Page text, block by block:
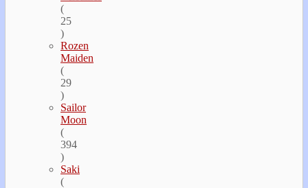
(
25
)
Rozen
Maiden
(
29
)
Sailor
Moon
(
394
)
Saki
(